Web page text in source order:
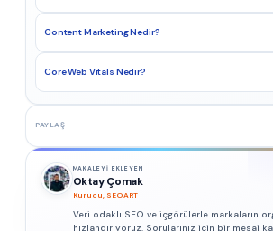
Content Marketing Nedir?
Core Web Vitals Nedir?
PAYLAŞ
MAKALEYI EKLEYEN
Oktay Çomak
Kurucu, SEOART
Veri odaklı SEO ve içgörülerle markaların
hızlandırıyoruz. Sorularınız için bir mesaj